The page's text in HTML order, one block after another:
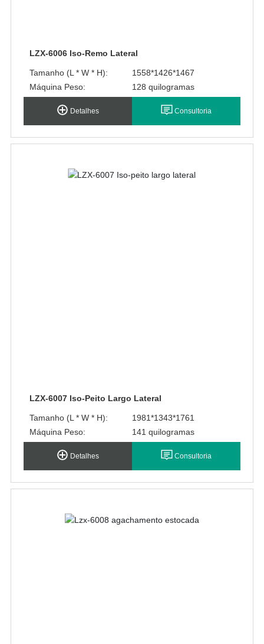
LZX-6006 Iso-Remo Lateral
Tamanho (L * W * H):
1558*1426*1467
Máquina Peso:
128 quilogramas
Detalhes Consultoria
LZX-6007 Iso-Peito Largo Lateral
Tamanho (L * W * H):
1981*1343*1761
Máquina Peso:
141 quilogramas
Detalhes Consultoria